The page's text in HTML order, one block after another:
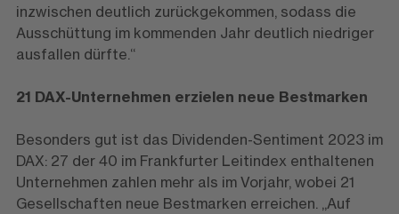
inzwischen deutlich zurückgekommen, sodass die
Ausschüttung im kommenden Jahr deutlich niedriger
ausfallen dürfte.“
21 DAX-Unternehmen erzielen neue Bestmarken
Besonders gut ist das Dividenden-Sentiment 2023 im
DAX: 27 der 40 im Frankfurter Leitindex enthaltenen
Unternehmen zahlen mehr als im Vorjahr, wobei 21
Gesellschaften neue Bestmarken erreichen. „Auf